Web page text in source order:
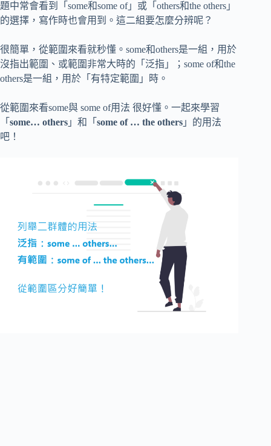
題中常會看到「some和some of」或「others和the others」
的選擇，寫作時也會用到。這二組要怎麼分辨呢？
很簡單，從範圍來看就秒懂。some和others是一組，用於
沒指出範圍、或範圍非常大時的「泛指」；some of和the
others是一組，用於「有特定範圍」時。
從範圍來看some與 some of用法 很好懂。一起來學習
「 some… others 」和「 some of … the others 」的用法
吧！